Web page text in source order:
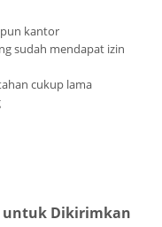
kantor
sudah mendapat izin
cukup lama
untuk Dikirimkan